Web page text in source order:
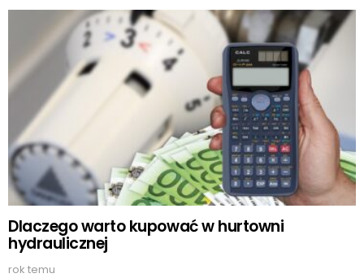
Dlaczego warto kupować w hurtowni
hydraulicznej
rok temu